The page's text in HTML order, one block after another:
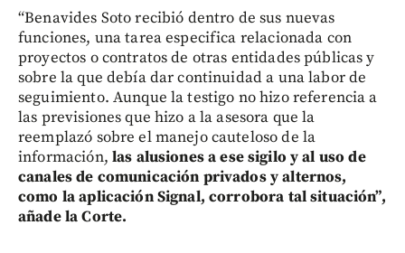
“Benavides Soto recibió dentro de sus nuevas
funciones, una tarea especifica relacionada con
proyectos o contratos de otras entidades públicas y
sobre la que debía dar continuidad a una labor de
seguimiento. Aunque la testigo no hizo referencia a
las previsiones que hizo a la asesora que la
reemplazó sobre el manejo cauteloso de la
información, las alusiones a ese sigilo y al uso de
canales de comunicación privados y alternos,
como la aplicación Signal, corrobora tal situación”,
añade la Corte.